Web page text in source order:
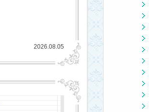
2026.08.05